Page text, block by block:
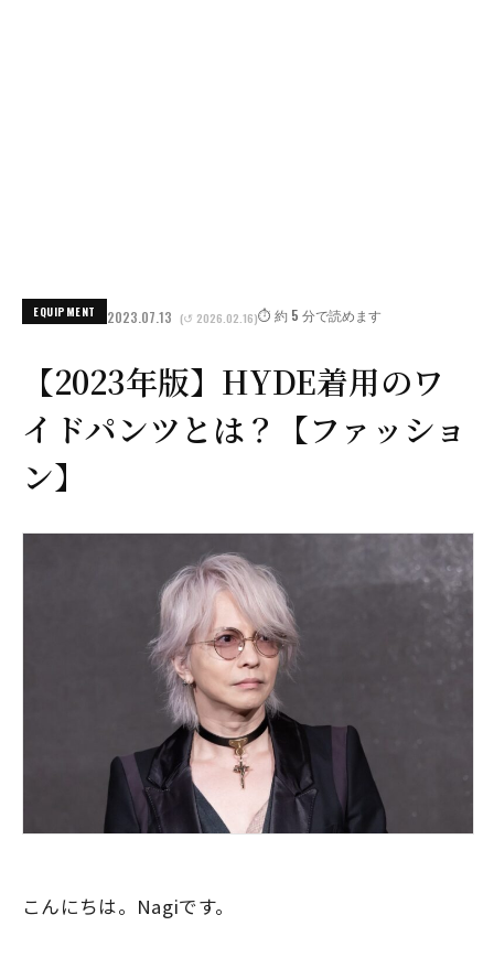
EQUIPMENT 2023.07.13 (↺ 2026.02.16)⏱️ 約 5 分で読めます
【2023年版】HYDE着用のワ
イドパンツとは？【ファッショ
ン】
こんにちは。Nagiです。